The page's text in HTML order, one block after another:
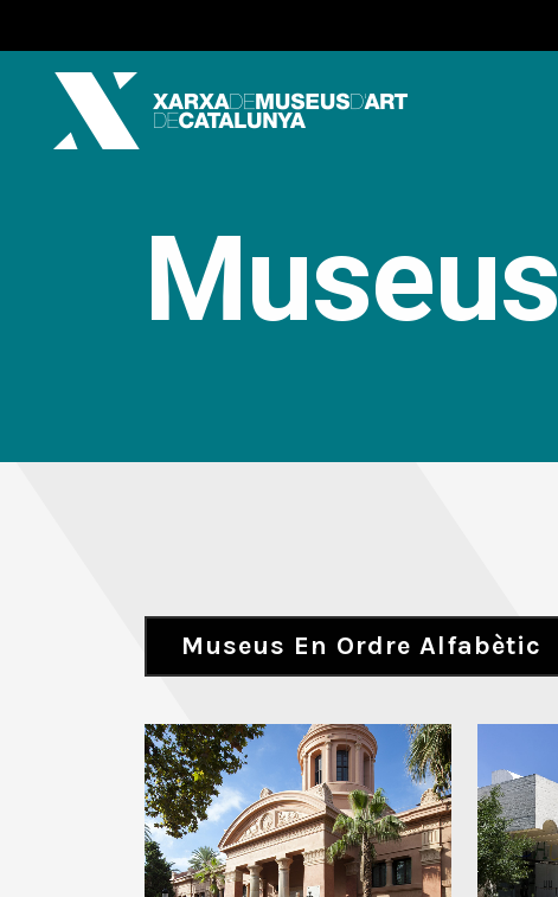
Museus
Museus En Ordre Alfabètic
VEURE